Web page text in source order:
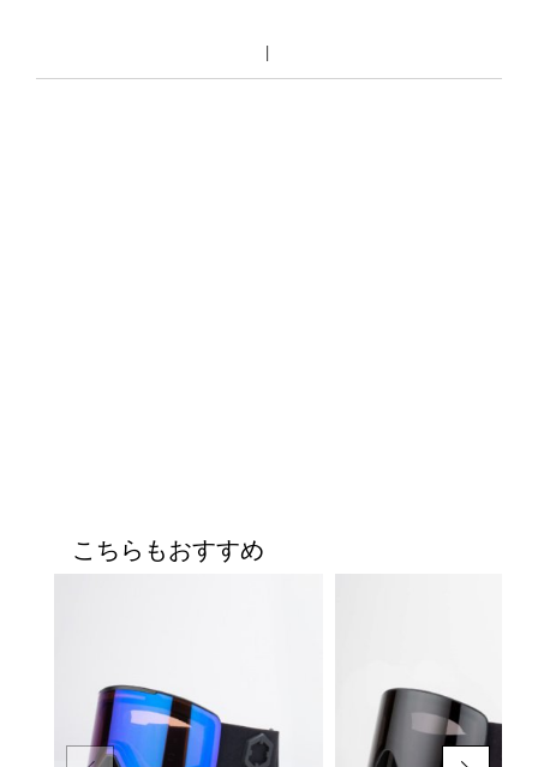
こちらもおすすめ